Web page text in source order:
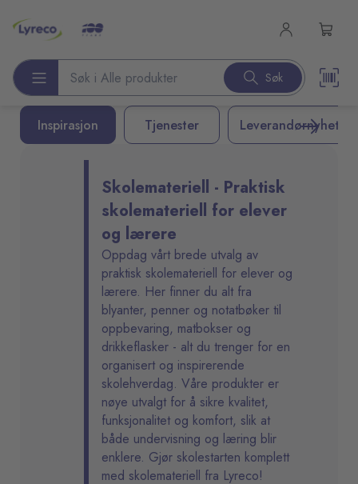
Søk etter produkter Søk
Inspirasjon Tjenester Leverandørnyheter
Skolemateriell - Praktisk
skolemateriell for elever
og lærere
Oppdag vårt brede utvalg av
praktisk skolemateriell for elever og
lærere. Her finner du alt fra
blyanter, penner og notatbøker til
oppbevaring, matbokser og
drikkeflasker - alt du trenger for en
organisert og inspirerende
skolehverdag. Våre produkter er
nøye utvalgt for å sikre kvalitet,
funksjonalitet og komfort, slik at
både undervisning og læring blir
enklere. Gjør skolestarten komplett
med skolemateriell fra Lyreco!